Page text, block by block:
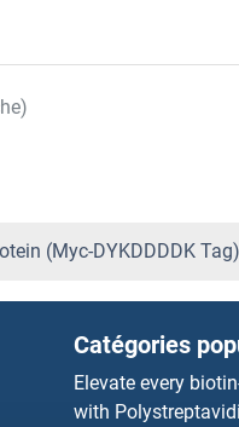
(Myc-DYKDDDDK
Catégories
Elevate every
with